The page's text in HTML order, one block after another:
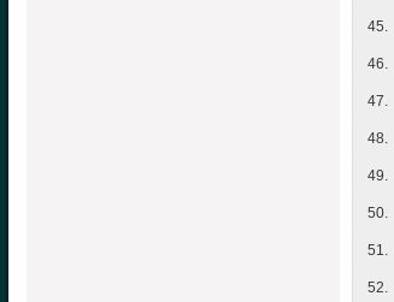
45.
46.
47.
48.
49.
50.
51.
52.